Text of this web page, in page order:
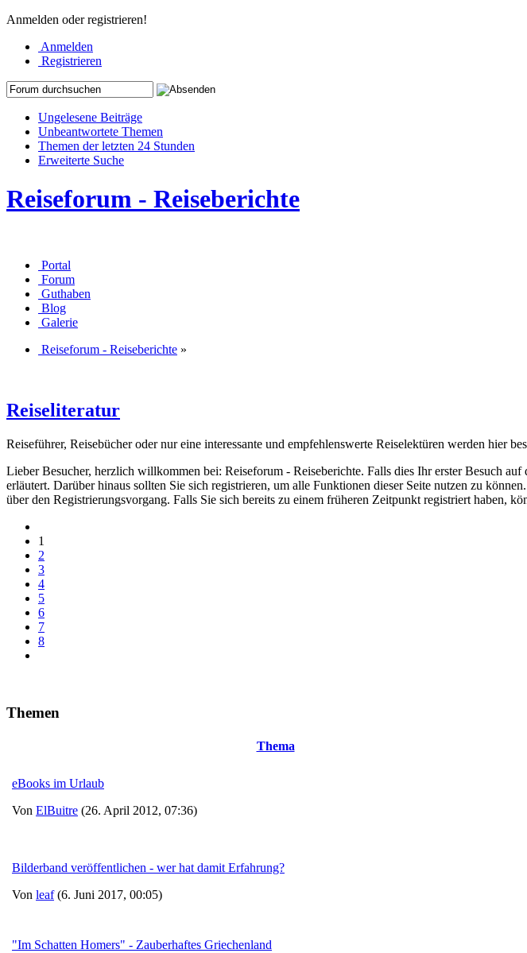
Anmelden oder registrieren!
Anmelden
Registrieren
Ungelesene Beiträge
Unbeantwortete Themen
Themen der letzten 24 Stunden
Erweiterte Suche
Reiseforum - Reiseberichte
Portal
Forum
Guthaben
Blog
Galerie
Reiseforum - Reiseberichte »
Reiseliteratur
Reiseführer, Reisebücher oder nur eine interessante und empfehlenswerte Reiselektüren werden hier
Lieber Besucher, herzlich willkommen bei: Reiseforum - Reiseberichte. Falls dies Ihr erster Besuch auf
erläutert. Darüber hinaus sollten Sie sich registrieren, um alle Funktionen dieser Seite nutzen zu
über den Registrierungsvorgang. Falls Sie sich bereits zu einem früheren Zeitpunkt registriert haben,
1
2
3
4
5
6
7
8
Themen
Thema
eBooks im Urlaub
Von ElBuitre (26. April 2012, 07:36)
Bilderband veröffentlichen - wer hat damit Erfahrung?
Von leaf(6. Juni 2017, 00:05)
"Im Schatten Homers" - Zauberhaftes Griechenland